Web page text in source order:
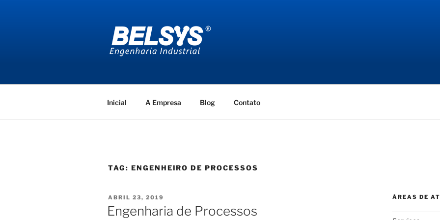
Inicial A Empresa Blog Contato
TAG: ENGENHEIRO DE PROCESSOS
PUBLICADO
EM
ABRIL 23, 2019
Engenharia de Processos
ÁREAS DE